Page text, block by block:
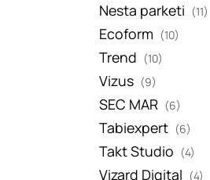
Nesta parketi (11)
Ecoform (10)
Trend (10)
Vizus (9)
SEC MAR (6)
Tabiexpert (6)
Takt Studio (4)
Vizard Digital (4)